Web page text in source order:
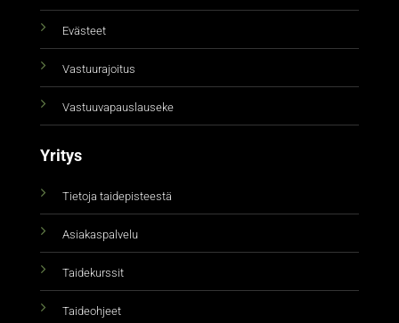
Evästeet
Vastuurajoitus
Vastuuvapauslauseke
Yritys
Tietoja taidepisteestä
Asiakaspalvelu
Taidekurssit
Taideohjeet